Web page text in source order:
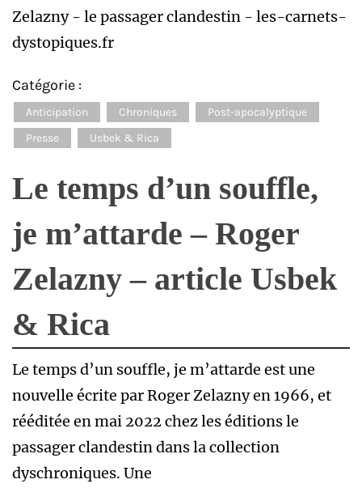
Catégorie :
Anticipation Chroniques
Post-apocalyptique
Presse
Usbek & Rica
Le temps d’un souffle,
je m’attarde – Roger
Zelazny – article Usbek
& Rica
Le temps d’un souffle, je m’attarde est une
nouvelle écrite par Roger Zelazny en 1966, et
rééditée en mai 2022 chez les éditions le
passager clandestin dans la collection
dyschroniques. Une